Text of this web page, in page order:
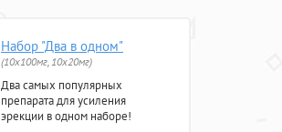
Набор "Два в одном"
(10x100мг, 10x20мг)
Два самых популярных
препарата для усиления
эрекции в одном наборе!